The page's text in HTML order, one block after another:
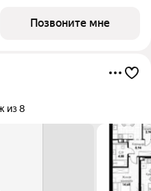
Безопасность на
Позвоните мне
из 8